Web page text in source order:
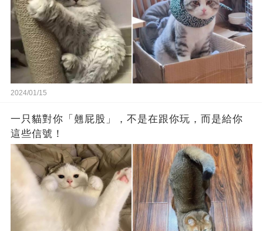
2024/01/15
一只貓對你「翹屁股」，不是在跟你玩，而是給你
這些信號！